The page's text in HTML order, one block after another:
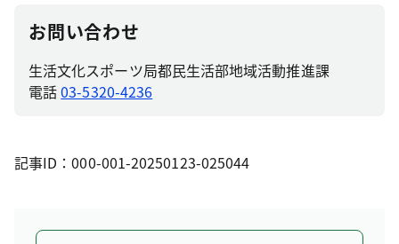
お問い合わせ
生活文化スポーツ局都民生活部地域活動推進課
電話03-5320-4236
記事ID：000-001-20250123-025044